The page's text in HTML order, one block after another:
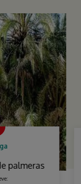
palmeras